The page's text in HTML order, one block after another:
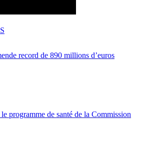
record de 890 millions d’euros
programme de santé de la Commission